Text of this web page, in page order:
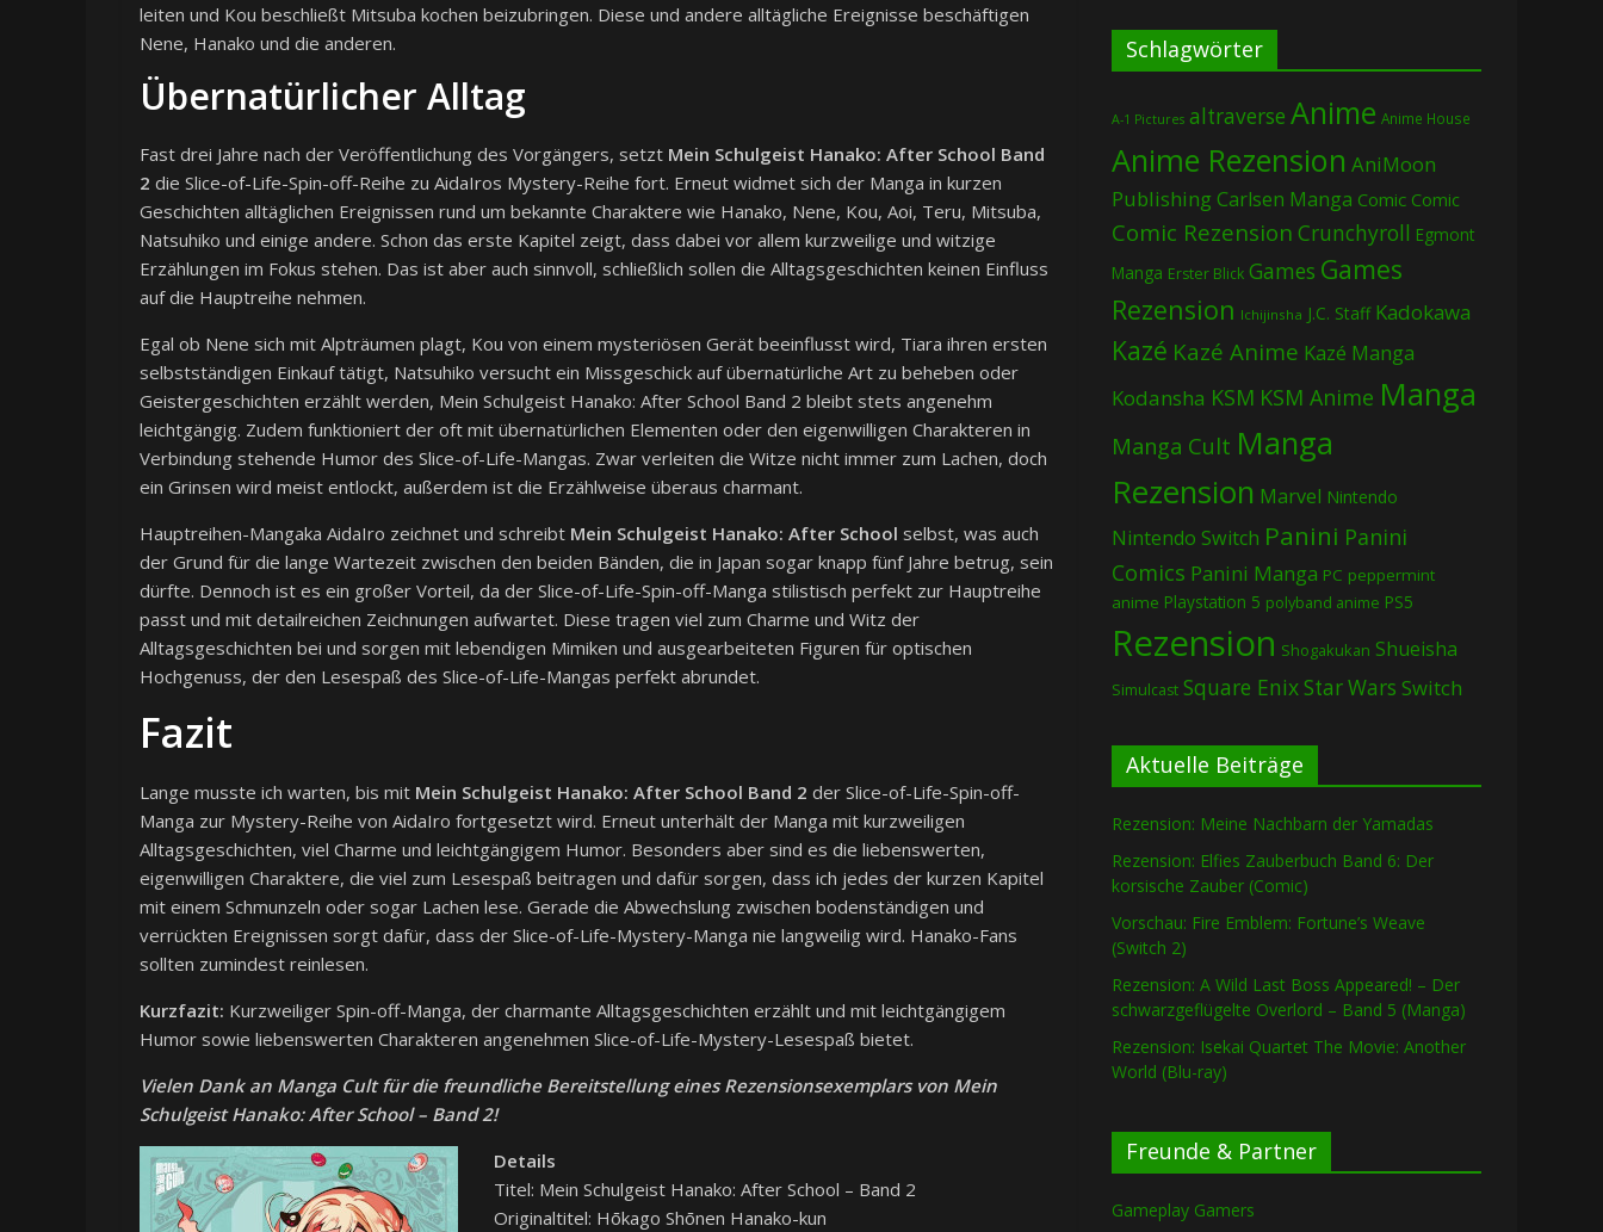
leiten und Kou beschließt Mitsuba kochen beizubringen. Diese und andere alltägliche Ereignisse beschäftigen
Nene, Hanako und die anderen.
Übernatürlicher Alltag
Fast drei Jahre nach der Veröffentlichung des Vorgängers, setzt Mein Schulgeist Hanako: After School Band
2 die Slice-of-Life-Spin-off-Reihe zu AidaIros Mystery-Reihe fort. Erneut widmet sich der Manga in kurzen
Geschichten alltäglichen Ereignissen rund um bekannte Charaktere wie Hanako, Nene, Kou, Aoi, Teru, Mitsuba,
Natsuhiko und einige andere. Schon das erste Kapitel zeigt, dass dabei vor allem kurzweilige und witzige
Erzählungen im Fokus stehen. Das ist aber auch sinnvoll, schließlich sollen die Alltagsgeschichten keinen Einfluss
auf die Hauptreihe nehmen.
Egal ob Nene sich mit Alpträumen plagt, Kou von einem mysteriösen Gerät beeinflusst wird, Tiara ihren ersten
selbstständigen Einkauf tätigt, Natsuhiko versucht ein Missgeschick auf übernatürliche Art zu beheben oder
Geistergeschichten erzählt werden, Mein Schulgeist Hanako: After School Band 2 bleibt stets angenehm
leichtgängig. Zudem funktioniert der oft mit übernatürlichen Elementen oder den eigenwilligen Charakteren in
Verbindung stehende Humor des Slice-of-Life-Mangas. Zwar verleiten die Witze nicht immer zum Lachen, doch
ein Grinsen wird meist entlockt, außerdem ist die Erzählweise überaus charmant.
Hauptreihen-Mangaka AidaIro zeichnet und schreibt Mein Schulgeist Hanako: After School selbst, was auch
der Grund für die lange Wartezeit zwischen den beiden Bänden, die in Japan sogar knapp fünf Jahre betrug, sein
dürfte. Dennoch ist es ein großer Vorteil, da der Slice-of-Life-Spin-off-Manga stilistisch perfekt zur Hauptreihe
passt und mit detailreichen Zeichnungen aufwartet. Diese tragen viel zum Charme und Witz der
Alltagsgeschichten bei und sorgen mit lebendigen Mimiken und ausgearbeiteten Figuren für optischen
Hochgenuss, der den Lesespaß des Slice-of-Life-Mangas perfekt abrundet.
Fazit
Lange musste ich warten, bis mit Mein Schulgeist Hanako: After School Band 2 der Slice-of-Life-Spin-off-
Manga zur Mystery-Reihe von AidaIro fortgesetzt wird. Erneut unterhält der Manga mit kurzweiligen
Alltagsgeschichten, viel Charme und leichtgängigem Humor. Besonders aber sind es die liebenswerten,
eigenwilligen Charaktere, die viel zum Lesespaß beitragen und dafür sorgen, dass ich jedes der kurzen Kapitel
mit einem Schmunzeln oder sogar Lachen lese. Gerade die Abwechslung zwischen bodenständigen und
verrückten Ereignissen sorgt dafür, dass der Slice-of-Life-Mystery-Manga nie langweilig wird. Hanako-Fans
sollten zumindest reinlesen.
Kurzfazit: Kurzweiliger Spin-off-Manga, der charmante Alltagsgeschichten erzählt und mit leichtgängigem
Humor sowie liebenswerten Charakteren angenehmen Slice-of-Life-Mystery-Lesespaß bietet.
Vielen Dank an Manga Cultfür die freundliche Bereitstellung eines Rezensionsexemplars von Mein
Schulgeist Hanako: After School – Band 2!
Details
Titel: Mein Schulgeist Hanako: After School – Band 2
Originaltitel: Hōkago Shōnen Hanako-kun
Schlagwörter
A-1 Pictures altraverse Anime Anime House
Anime Rezension AniMoon
PublishingCarlsen Manga Comic Comic
Comic Rezension Crunchyroll Egmont
Manga Erster Blick Games Games
Rezension Ichijinsha J.C. Staff Kadokawa
Kazé Kazé Anime Kazé Manga
Kodansha KSM KSM Anime Manga
Manga Cult Manga
Rezension Marvel Nintendo
Nintendo Switch Panini Panini
Comics Panini Manga PC peppermint
anime Playstation 5 polyband anime PS5
Rezension Shogakukan Shueisha
Simulcast Square EnixStar Wars Switch
Aktuelle Beiträge
Rezension: Meine Nachbarn der Yamadas
Rezension: Elfies Zauberbuch Band 6: Der
korsische Zauber (Comic)
Vorschau: Fire Emblem: Fortune’s Weave
(Switch 2)
Rezension: A Wild Last Boss Appeared! – Der
schwarzgeflügelte Overlord – Band 5 (Manga)
Rezension: Isekai Quartet The Movie: Another
World (Blu-ray)
Freunde & Partner
Gameplay Gamers